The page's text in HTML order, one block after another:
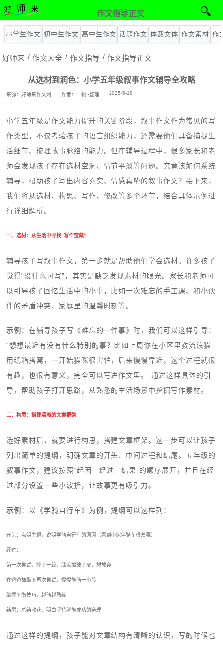
作文指导正文
小学生作文 初中生作文 高中生作文 话题作文 体裁文体 作文素材 作
好师来 作文大全 作文指导 作文指导正文
从选材到润色：小学五年级叙事作文辅导全攻略
来源：好师来作文网 作者：一帆~整理 2025-5-18
小学五年级是作文能力提升的关键阶段，叙事作文作为常见的写
作类型，不仅考验孩子的语言组织能力，还需要他们具备捕捉生
活细节、梳理故事脉络的能力。但在辅导过程中，很多家长和老
师会发现孩子存在选材空洞、情节平淡等问题。究竟该如何系统
辅导，帮助孩子写出内容充实、情感真挚的叙事作文？接下来，
我们将从选材、构思、写作、修改等多个环节，结合具体示例进
行详细解析。
一、选材：从生活中寻找“写作宝藏”
辅导孩子写叙事作文，第一步就是帮助他们学会选材。许多孩子
觉得“没什么可写”，其实是缺乏发现素材的眼光。家长和老师可
以引导孩子回忆生活中的小事，比如一次难忘的手工课、和小伙
伴的矛盾冲突、家庭里的温馨时刻等。
示例 ：在辅导孩子写《难忘的一件事》时，我们可以这样引导：
“想想最近有没有什么特别的事？比如上周你在小区里教流浪猫
用纸箱搭窝，一开始猫咪很害怕，后来慢慢靠近，这个过程就很
有趣，也很有意义，完全可以写进作文里。”通过这样具体的引
导，帮助孩子打开思路，从熟悉的生活场景中挖掘写作素材。
二、构思：搭建清晰的文章框架
选好素材后，就要进行构思，搭建文章框架。这一步可以让孩子
列出简单的提纲，明确文章的开头、中间过程和结尾。五年级的
叙事作文，建议按照“起因—经过—结果”的顺序展开，并且在经
过部分设置一些小波折，让故事更有吸引力。
示例 ：以《学骑自行车》为例，提纲可以这样列：
开头：点明主题，说明学骑自行车的原因（看到小伙伴骑车很羡慕）
经过：
第一次尝试，摔了一跤，膝盖擦破了皮，想放弃
在爸爸鼓励下再次尝试，慢慢能骑一小段
掌握平衡技巧，越骑越熟练
结尾：总结收获，明白坚持就能成功的道理
通过这样的提纲，孩子能对文章结构有清晰的认识，写的时候也